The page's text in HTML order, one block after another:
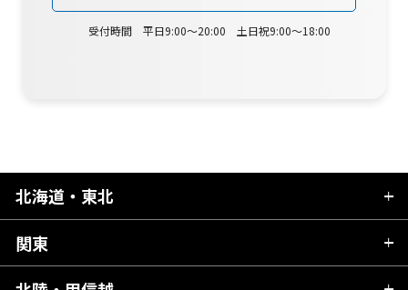
受付時間 平日9:00～20:00 土日祝9:00～18:00
北海道・東北
北海道
関東